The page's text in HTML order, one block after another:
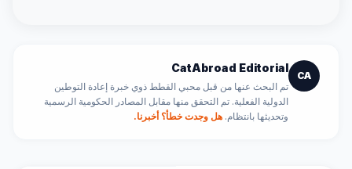
CA
CatAbroad Editorial
تم البحث عنها من قبل محبي القطط ذوي خبرة إعادة التوطين
الدولية الفعلية. تم التحقق منها مقابل المصادر الحكومية الرسمية
وتحديثها بانتظام. هل وجدت خطأ؟ أخبرنا.